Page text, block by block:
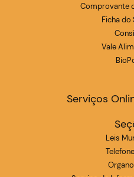
Comprovante
Ficha
Vale
Serviços
Leis